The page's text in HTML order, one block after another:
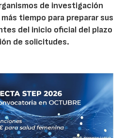
de investigación
tiempo para preparar sus
del inicio oficial del plazo
de solicitudes.